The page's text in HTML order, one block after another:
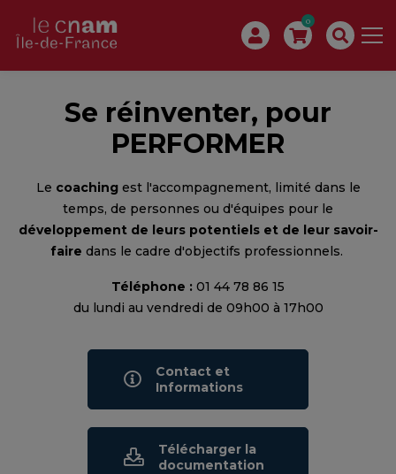
0
Se réinventer, pour
PERFORMER
Le coachingest l'accompagnement, limité dans le
temps, de personnes ou d'équipes pour le
développement de leurs potentiels et de leur savoir-
faire dans le cadre d'objectifs professionnels.
Téléphone : 01 44 78 86 15
du lundi au vendredi de 09h00 à 17h00
Contact et
Informations
Télécharger la
documentation